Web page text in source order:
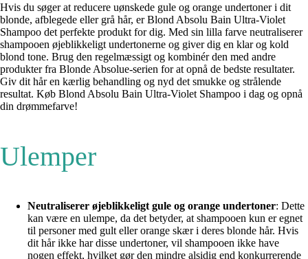
Hvis du søger at reducere uønskede gule og orange undertoner i dit
blonde, afblegede eller grå hår, er Blond Absolu Bain Ultra-Violet
Shampoo det perfekte produkt for dig. Med sin lilla farve neutraliserer
shampooen øjeblikkeligt undertonerne og giver dig en klar og kold
blond tone. Brug den regelmæssigt og kombinér den med andre
produkter fra Blonde Absolue-serien for at opnå de bedste resultater.
Giv dit hår en kærlig behandling og nyd det smukke og strålende
resultat. Køb Blond Absolu Bain Ultra-Violet Shampoo i dag og opnå
din drømmefarve!
Ulemper
Neutraliserer øjeblikkeligt gule og orange undertoner: Dette
kan være en ulempe, da det betyder, at shampooen kun er egnet
til personer med gult eller orange skær i deres blonde hår. Hvis
dit hår ikke har disse undertoner, vil shampooen ikke have
nogen effekt, hvilket gør den mindre alsidig end konkurrerende